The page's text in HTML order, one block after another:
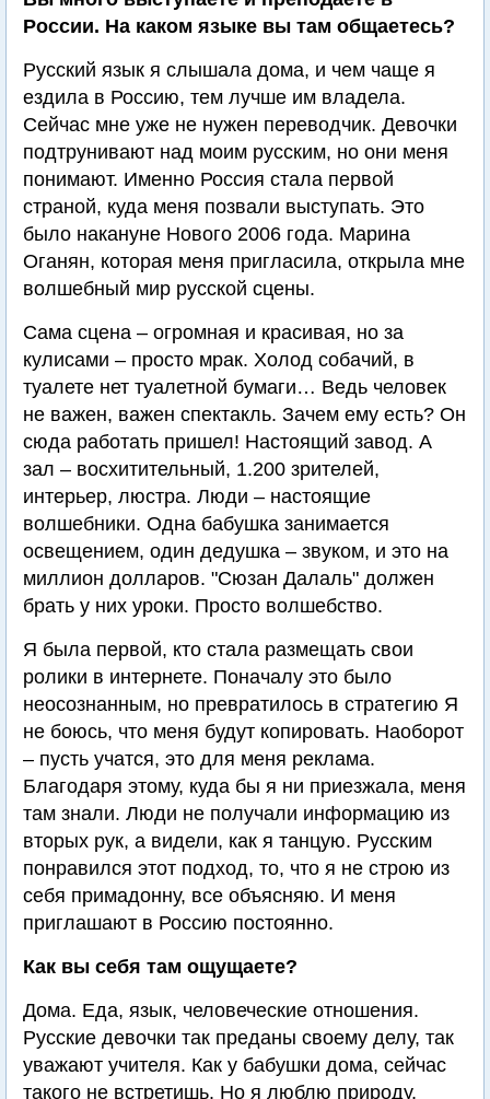
России. На каком языке вы там общаетесь?
Русский язык я слышала дома, и чем чаще я
ездила в Россию, тем лучше им владела.
Сейчас мне уже не нужен переводчик. Девочки
подтрунивают над моим русским, но они меня
понимают. Именно Россия стала первой
страной, куда меня позвали выступать. Это
было накануне Нового 2006 года. Марина
Оганян, которая меня пригласила, открыла мне
волшебный мир русской сцены.
Сама сцена – огромная и красивая, но за
кулисами – просто мрак. Холод собачий, в
туалете нет туалетной бумаги… Ведь человек
не важен, важен спектакль. Зачем ему есть? Он
сюда работать пришел! Настоящий завод. А
зал – восхитительный, 1.200 зрителей,
интерьер, люстра. Люди – настоящие
волшебники. Одна бабушка занимается
освещением, один дедушка – звуком, и это на
миллион долларов. "Сюзан Далаль" должен
брать у них уроки. Просто волшебство.
Я была первой, кто стала размещать свои
ролики в интернете. Поначалу это было
неосознанным, но превратилось в стратегию Я
не боюсь, что меня будут копировать. Наоборот
– пусть учатся, это для меня реклама.
Благодаря этому, куда бы я ни приезжала, меня
там знали. Люди не получали информацию из
вторых рук, а видели, как я танцую. Русским
понравился этот подход, то, что я не строю из
себя примадонну, все объясняю. И меня
приглашают в Россию постоянно.
Как вы себя там ощущаете?
Дома. Еда, язык, человеческие отношения.
Русские девочки так преданы своему делу, так
уважают учителя. Как у бабушки дома, сейчас
такого не встретишь. Но я люблю природу,